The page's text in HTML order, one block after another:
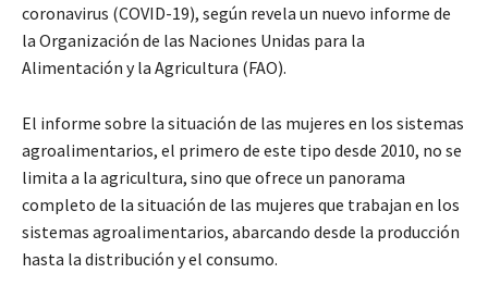
coronavirus (COVID-19), según revela un nuevo informe de
la Organización de las Naciones Unidas para la
Alimentación y la Agricultura (FAO).
El informe sobre la situación de las mujeres en los sistemas
agroalimentarios, el primero de este tipo desde 2010, no se
limita a la agricultura, sino que ofrece un panorama
completo de la situación de las mujeres que trabajan en los
sistemas agroalimentarios, abarcando desde la producción
hasta la distribución y el consumo.